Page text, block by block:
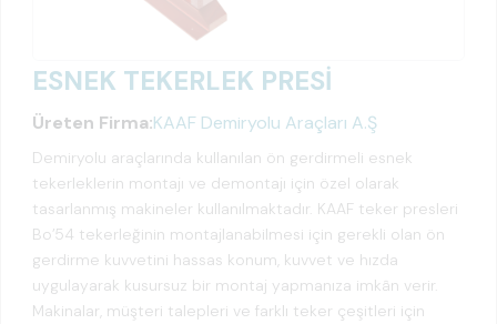
ESNEK TEKERLEK PRESİ
Üreten Firma:KAAF Demiryolu Araçları A.Ş
Demiryolu araçlarında kullanılan ön gerdirmeli esnek
tekerleklerin montajı ve demontajı için özel olarak
tasarlanmış makineler kullanılmaktadır. KAAF teker presleri
Bo’54 tekerleğinin montajlanabilmesi için gerekli olan ön
gerdirme kuvvetini hassas konum, kuvvet ve hızda
uygulayarak kusursuz bir montaj yapmanıza imkân verir.
Makinalar, müşteri talepleri ve farklı teker çeşitleri için